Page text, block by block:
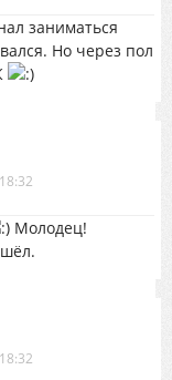
заниматься
Но через пол
Молодец!